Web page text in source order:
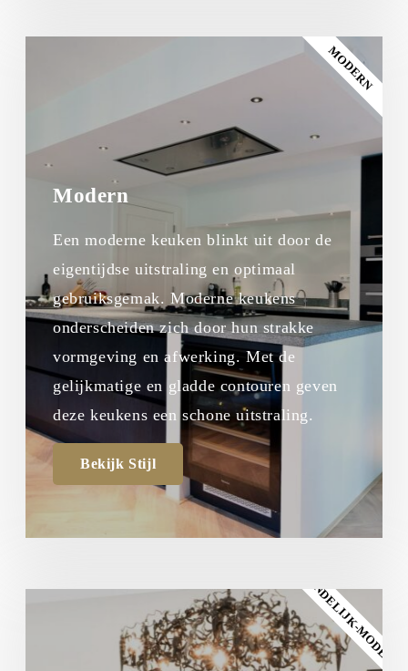
Modern
Een moderne keuken blinkt uit door de
eigentijdse uitstraling en optimaal
gebruiksgemak. Moderne keukens
onderscheiden zich door hun strakke
vormgeving en afwerking. Met de
gelijkmatige en gladde contouren geven
deze keukens een schone uitstraling.
Bekijk Stijl
MODERN
LANDELIJK-MODERN